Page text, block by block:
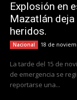
Explosión en
Mazatlán
heridos.
Nacional 18 de
La tarde del 15 de
de emergencia se
reportarse una...